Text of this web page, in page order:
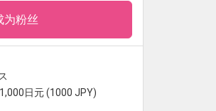
为粉丝
日元 (1000 JPY)